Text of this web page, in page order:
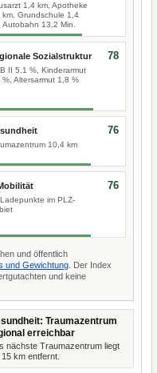
1,4 km, Apotheke
km, Grundschule 1,4
Autobahn 13,2 Min.
Sozialstruktur
II 5,1 %, Kinderarmut
%, Altersarmut 1,8 %
78
10,4 km
76
im PLZ-
76
und öffentlich
und Gewichtung . Der Index
und keine
Traumazentrum
erreichbar
nächste Traumazentrum liegt
km entfernt.